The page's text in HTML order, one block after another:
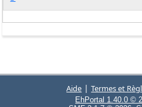
Aide |Termes et
EhPortal 1.40.0 ©